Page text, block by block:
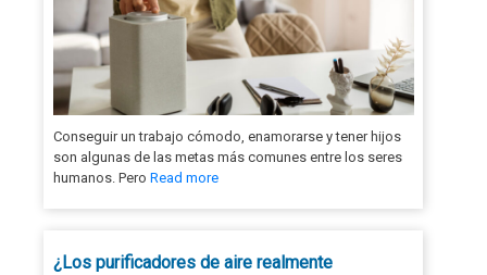
Conseguir un trabajo cómodo, enamorarse y tener hijos
son algunas de las metas más comunes entre los seres
humanos. Pero Read more
¿Los purificadores de aire realmente